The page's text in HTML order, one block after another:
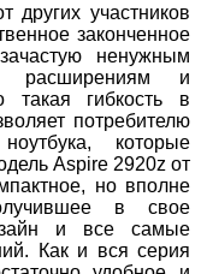
других участников
законченное
ненужным
расширениям и
такая гибкость в
потребителю
которые
Aspire 2920z от
но вполне
в свое
и все самые
Как и вся серия